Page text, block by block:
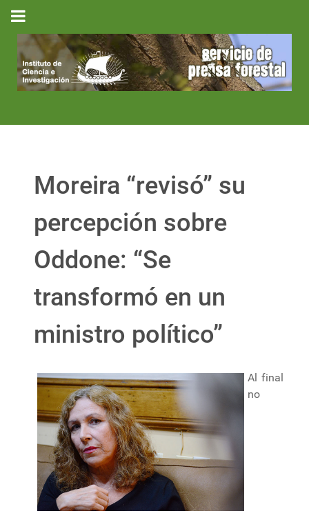
Moreira “revisó” su
percepción sobre
Oddone: “Se
transformó en un
ministro político”
Al final
no